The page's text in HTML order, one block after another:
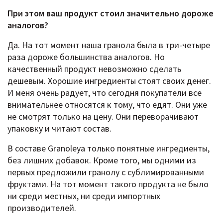
При этом ваш продукт стоил значительно дороже
аналогов?
Да. На тот момент наша гранола была в три-четыре
раза дороже большинства аналогов. Но
качественный продукт невозможно сделать
дешевым. Хорошие ингредиенты стоят своих денег.
И меня очень радует, что сегодня покупатели все
внимательнее относятся к тому, что едят. Они уже
не смотрят только на цену. Они переворачивают
упаковку и читают состав.
В составе Granoleya только понятные ингредиенты,
без лишних добавок. Кроме того, мы одними из
первых предложили гранолу с сублимированными
фруктами. На тот момент такого продукта не было
ни среди местных, ни среди импортных
производителей.